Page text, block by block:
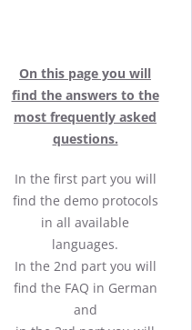
On this page you will
find the answers to the
most frequently asked
questions.
In the first part you will
find the demo protocols
in all available
languages.
In the 2nd part you will
find the FAQ in German
and